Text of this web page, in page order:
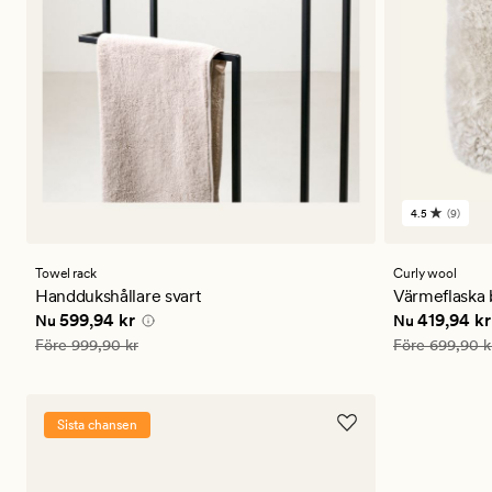
Towel rack
Handdukshållare svart
Nuvarande pris
Nu 599,94 kr
Ordinarie pris 999,90 kr
Före999,90 kr
9
ett
betyg
på
4.5
4.5 (9)
Curly wool
Värmeflaska
Nuvarande
Nu 419,94 kr
Ordinarie pris
Före699,90
Sista chansen